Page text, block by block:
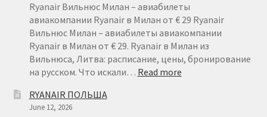
Ryanair Вильнюс Милан – авиабилеты
авиакомпании Ryanair в Милан от € 29 Ryanair
Вильнюс Милан – авиабилеты авиакомпании
Ryanair в Милан от € 29. Ryanair в Милан из
Вильнюса, Литва: расписание, цены, бронирование
на русском. Что искали… Read more:
RYANAIR ПОЛЬША
June 12, 2026